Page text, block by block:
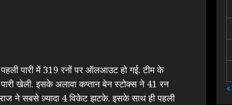
पारी में 319 रनों पर ऑलआउट हो गई. टीम के
खेली. इसके अलावा कप्तान बेन स्टोक्स ने 41 रन
ने सबसे ज़्यादा 4 विकेट झटके. इसके साथ ही पहली